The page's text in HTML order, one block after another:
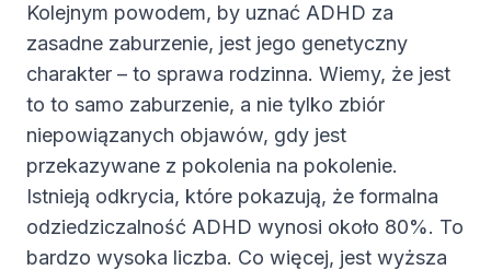
Kolejnym powodem, by uznać ADHD za
zasadne zaburzenie, jest jego genetyczny
charakter – to sprawa rodzinna. Wiemy, że jest
to to samo zaburzenie, a nie tylko zbiór
niepowiązanych objawów, gdy jest
przekazywane z pokolenia na pokolenie.
Istnieją odkrycia, które pokazują, że formalna
odziedziczalność ADHD wynosi około 80%. To
bardzo wysoka liczba. Co więcej, jest wyższa